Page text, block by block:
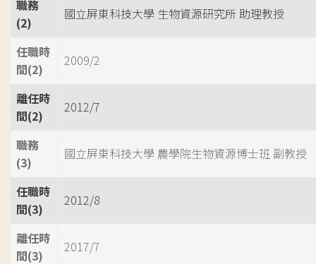
職務
(2)
國立屏東科技大學 生物資源研究所 助理教授
任職時
間(2)
2009/2
離任時
間(2)
2012/7
職務
(3)
國立屏東科技大學 農學院生物資源博士班 副教授
任職時
間(3)
2012/8
離任時
間(3)
2017/7